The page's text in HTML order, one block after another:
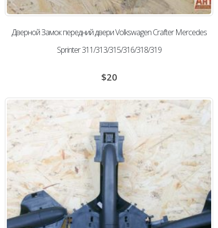
Дверной Замок передний двери Volkswagen Сrafter Mercedes
Sprinter 311/313/315/316/318/319
$20